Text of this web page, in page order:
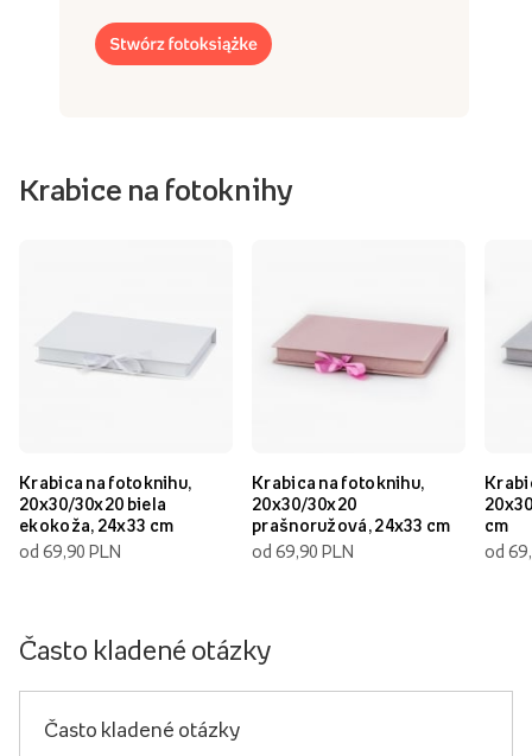
Krabice na fotoknihy
Krabica na fotoknihu,
20x30/30x20 biela
ekokoža, 24x33 cm
od 69,90 PLN
Krabica na fotoknihu,
20x30/30x20
prašnoružová, 24x33 cm
od 69,90 PLN
cm
od
Často kladené otázky
Často kladené otázky